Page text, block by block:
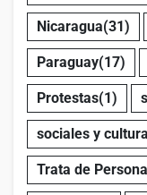
Nicaragua(31)
Paraguay(17)
Protestas(1)
sociales y
Trata de